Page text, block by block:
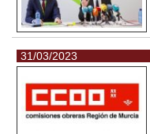
31/03/2023